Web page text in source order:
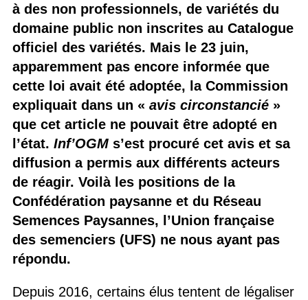
à des non professionnels, de variétés du
domaine public non inscrites au Catalogue
officiel des variétés. Mais le 23 juin,
apparemment pas encore informée que
cette loi avait été adoptée, la Commission
expliquait dans un « avis circonstancié»
que cet article ne pouvait être adopté en
l’état. Inf’OGMs’est procuré cet avis et sa
diffusion a permis aux différents acteurs
de réagir. Voilà les positions de la
Confédération paysanne et du Réseau
Semences Paysannes, l’Union française
des semenciers (UFS) ne nous ayant pas
répondu.
Depuis 2016, certains élus tentent de légaliser